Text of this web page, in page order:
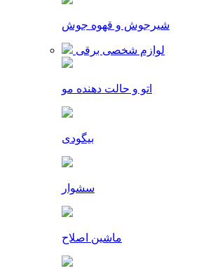
شیرجوش و قهوه جوش
لوازم شخصی برقی
اتو و حالت دهنده مو
بیگودی
سشوار
ماشین اصلاح